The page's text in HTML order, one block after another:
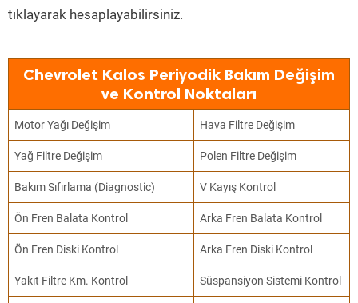
tıklayarak hesaplayabilirsiniz.
Chevrolet Kalos Periyodik Bakım Değişim
ve Kontrol Noktaları
Motor Yağı Değişim Hava Filtre Değişim
Yağ Filtre Değişim Polen Filtre Değişim
Bakım Sıfırlama (Diagnostic) V Kayış Kontrol
Ön Fren Balata Kontrol Arka Fren Balata Kontrol
Ön Fren Diski Kontrol Arka Fren Diski Kontrol
Yakıt Filtre Km. Kontrol Süspansiyon Sistemi Kontrol